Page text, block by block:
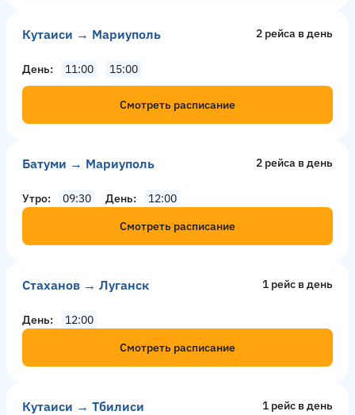
Кутаиси → Мариуполь 2 рейсa в день
День 11:00 15:00
Смотреть расписание
Батуми → Мариуполь 2 рейсa в день
Утро 09:30 День
12:00
Смотреть расписание
Стаханов → Луганск 1 рейс в день
День
12:00
Смотреть расписание
Кутаиси → Тбилиси 1 рейс в день